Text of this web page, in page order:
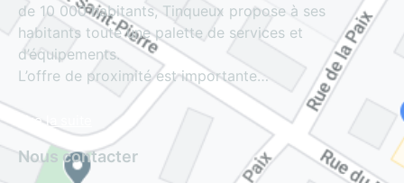
de 10 000 habitants, Tinqueux propose à ses
habitants toute une palette de services et
d’équipements.
L’offre de proximité est importante…
Lire la suite
Nous contacter